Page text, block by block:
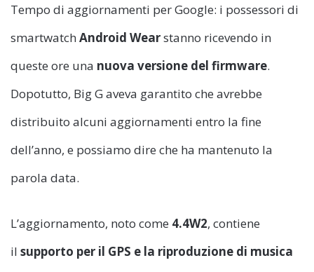
Tempo di aggiornamenti per Google: i possessori di
smartwatch Android Wearstanno ricevendo in
queste ore una nuova versione del firmware.
Dopotutto, Big G aveva garantito che avrebbe
distribuito alcuni aggiornamenti entro la fine
dell’anno, e possiamo dire che ha mantenuto la
parola data.
L’aggiornamento, noto come 4.4W2, contiene
il supporto per il GPS e la riproduzione di musica